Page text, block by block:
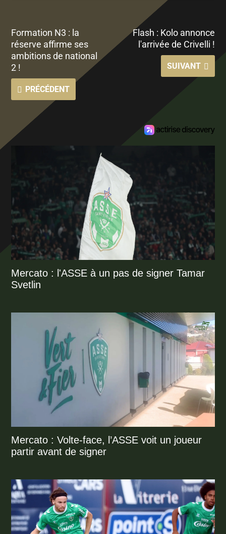
Formation N3 : la
réserve affirme ses
ambitions de national
2 !
PRÉCÉDENT
Flash : Kolo annonce
l'arrivée de Crivelli !
SUIVANT
Mercato : l'ASSE à un pas de signer Tamar
Svetlin
Mercato : Volte-face, l’ASSE voit un joueur
partir avant de signer